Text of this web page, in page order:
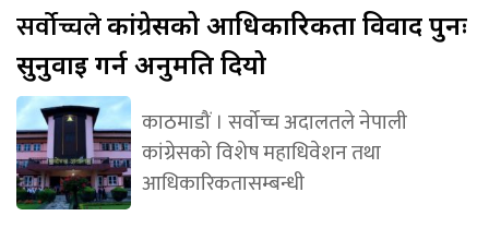
सर्वोच्चलेकांग्रेसको आधिकारिकता विवाद पुनः
सुनुवाइ गर्न अनुमति दियो
काठमाडौं । सर्वोच्च अदालतले नेपाली
कांग्रेसको विशेष महाधिवेशन तथा
आधिकारिकतासम्बन्धी